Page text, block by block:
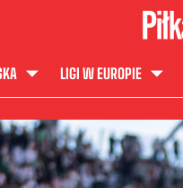
LIGI W EUROPIE